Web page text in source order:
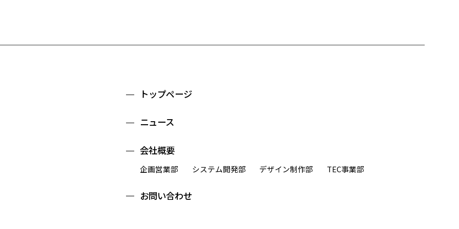
トップページ
ニュース
会社概要
企画営業部 システム開発部 デザイン制作部 TEC事業部
お問い合わせ